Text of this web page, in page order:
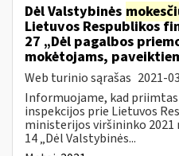
Dėl Valstybinės
Lietuvos Respublikos
27 „Dėl pagalbos
mokėtojams,
Web turinio sąrašas 2021-
Informuojame, kad
inspekcijos prie Lietuvos
ministerijos viršininko 2021
14 „Dėl Valstybinės...